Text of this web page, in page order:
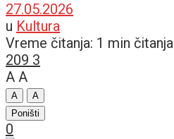
27.05.2026
u Kultura
Vreme čitanja: 1 min čitanja
209 3
A A
A
A
Poništi
0